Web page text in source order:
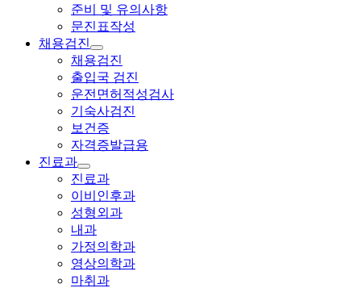
준비 및 유의사항
문진표작성
채용검진
채용검진
출입국 검진
운전면허적성검사
기숙사검진
보건증
자격증발급용
진료과
진료과
이비인후과
성형외과
내과
가정의학과
영상의학과
마취과